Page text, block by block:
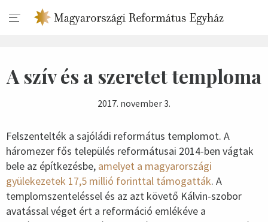
A szív és a szeretet temploma
2017. november 3.
Felszentelték a sajóládi református templomot. A
háromezer fős település reformátusai 2014-ben vágtak
bele az építkezésbe, amelyet a magyarországi
gyülekezetek 17,5 millió forinttal támogatták. A
templomszenteléssel és az azt követő Kálvin-szobor
avatással véget ért a reformáció emlékéve a